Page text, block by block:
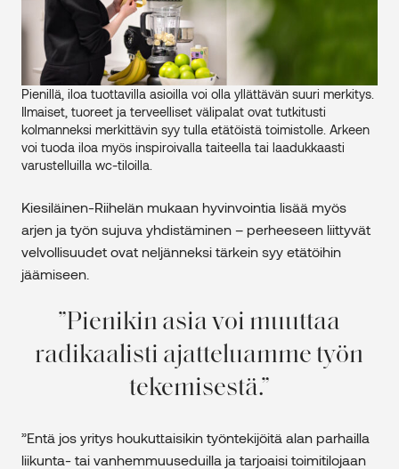
Pienillä, iloa tuottavilla asioilla voi olla yllättävän suuri merkitys.
Ilmaiset, tuoreet ja terveelliset välipalat ovat tutkitusti
kolmanneksi merkittävin syy tulla etätöistä toimistolle. Arkeen
voi tuoda iloa myös inspiroivalla taiteella tai laadukkaasti
varustelluilla wc-tiloilla.
Kiesiläinen-Riihelän mukaan hyvinvointia lisää myös
arjen ja työn sujuva yhdistäminen – perheeseen liittyvät
velvollisuudet ovat neljänneksi tärkein syy etätöihin
jäämiseen.
Pienikin asia voi muuttaa
radikaalisti ajatteluamme työn
tekemisestä.
”Entä jos yritys houkuttaisikin työntekijöitä alan parhailla
liikunta- tai vanhemmuuseduilla ja tarjoaisi toimitilojaan